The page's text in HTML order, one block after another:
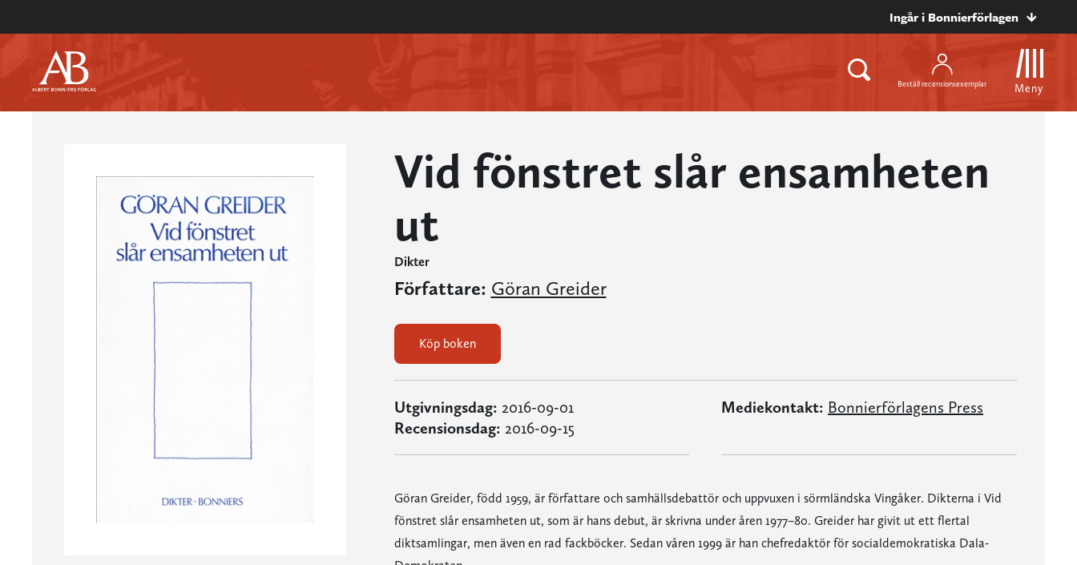
Ingår i Bonnierförlagen
Beställ recensionsexemplar Meny
Vid fönstret slår ensamheten
ut
Dikter
Författare: Göran Greider
Köp boken
Utgivningsdag: 2016-09-01
Recensionsdag: 2016-09-15
Mediekontakt: Bonnierförlagens Press
Göran Greider, född 1959, är författare och samhällsdebattör och uppvuxen i sörmländska Vingåker. Dikterna i Vid
fönstret slår ensamheten ut, som är hans debut, är skrivna under åren 1977–80. Greider har givit ut ett flertal
diktsamlingar, men även en rad fackböcker. Sedan våren 1999 är han chefredaktör för socialdemokratiska Dala-